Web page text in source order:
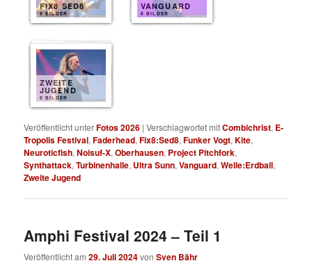
FIX8 SED8
8 BILDER
VANGUARD
8 BILDER
ZWEITE
JUGEND
8 BILDER
Veröffentlicht unterFotos 2026 |Verschlagwortet mitCombichrist, E-
Tropolis Festival,Faderhead,Fix8:Sed8,Funker Vogt,Kite,
Neuroticfish,Noisuf-X,Oberhausen, Project Pitchfork,
Synthattack,Turbinenhalle, Ultra Sunn,Vanguard,Welle:Erdball,
Zweite Jugend
Amphi Festival 2024 – Teil 1
Veröffentlicht am29. Juli 2024vonSven Bähr